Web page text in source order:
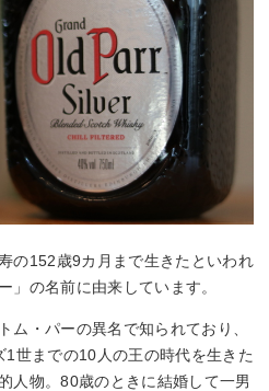
の152歳9カ月まで生きたといわれ
」の名前に由来しています。
ム・パーの異名で知られており、
世までの10人の王の時代を生きた
人物。80歳のときに結婚して一男